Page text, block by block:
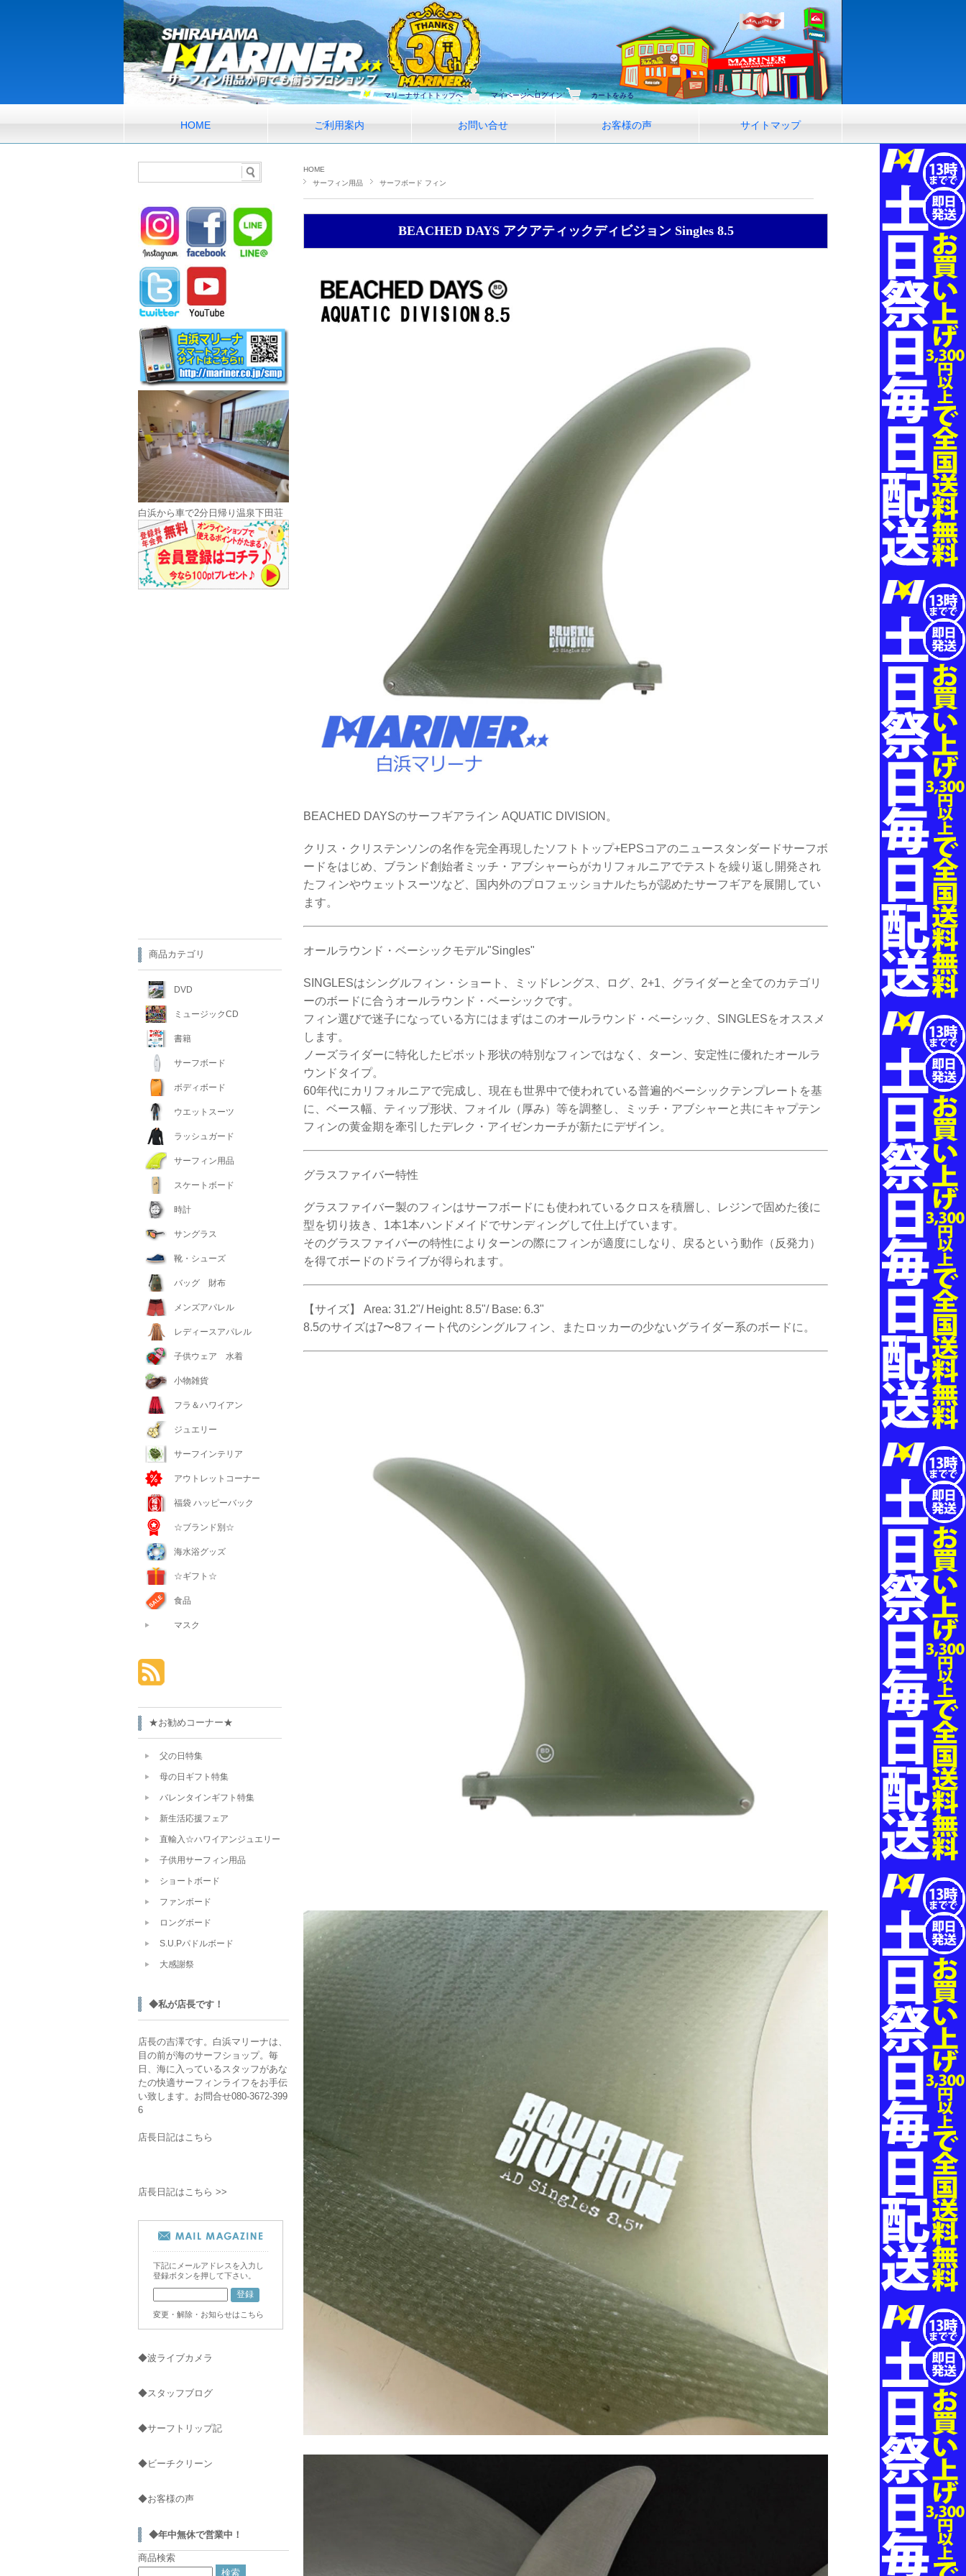
マリーナサイトトップへ マイページへログイン カートをみる
HOME ご利用案内 お問い合せ お客様の声 サイトマップ
HOME
サーフィン用品
サーフボード フィン
BEACHED DAYS アクアティックディビジョン Singles 8.5
BEACHED DAYSのサーフギアライン AQUATIC DIVISION。
クリス・クリステンソンの名作を完全再現したソフトトップ+EPSコアのニュースタンダードサーフボ
ードをはじめ、ブランド創始者ミッチ・アブシャーらがカリフォルニアでテストを繰り返し開発され
たフィンやウェットスーツなど、国内外のプロフェッショナルたちが認めたサーフギアを展開してい
ます。
オールラウンド・ベーシックモデル"Singles"
SINGLESはシングルフィン・ショート、ミッドレングス、ログ、2+1、グライダーと全てのカテゴリ
ーのボードに合うオールラウンド・ベーシックです。
フィン選びで迷子になっている方にはまずはこのオールラウンド・ベーシック、SINGLESをオススメ
します。
ノーズライダーに特化したピボット形状の特別なフィンではなく、ターン、安定性に優れたオールラ
ウンドタイプ。
60年代にカリフォルニアで完成し、現在も世界中で使われている普遍的ベーシックテンプレートを基
に、ベース幅、ティップ形状、フォイル（厚み）等を調整し、ミッチ・アブシャーと共にキャプテン
フィンの黄金期を牽引したデレク・アイゼンカーチが新たにデザイン。
グラスファイバー特性
グラスファイバー製のフィンはサーフボードにも使われているクロスを積層し、レジンで固めた後に
型を切り抜き、1本1本ハンドメイドでサンディングして仕上げています。
そのグラスファイバーの特性によりターンの際にフィンが適度にしなり、戻るという動作（反発力）
を得てボードのドライブが得られます。
【サイズ】 Area: 31.2"/ Height: 8.5"/ Base: 6.3"
8.5のサイズは7〜8フィート代のシングルフィン、またロッカーの少ないグライダー系のボードに。
白浜から車で2分日帰り温泉下田荘
商品カテゴリ
DVD
ミュージックCD
書籍
サーフボード
ボディボード
ウエットスーツ
ラッシュガード
サーフィン用品
スケートボード
時計
サングラス
靴・シューズ
バッグ 財布
メンズアパレル
レディースアパレル
子供ウェア 水着
小物雑貨
フラ＆ハワイアン
ジュエリー
サーフインテリア
アウトレットコーナー
福袋 ハッピーバック
☆ブランド別☆
海水浴グッズ
☆ギフト☆
食品
マスク
★お勧めコーナー★
父の日特集
母の日ギフト特集
バレンタインギフト特集
新生活応援フェア
直輸入☆ハワイアンジュエリー
子供用サーフィン用品
ショートボード
ファンボード
ロングボード
S.U.Pパドルボード
大感謝祭
◆私が店長です！
店長の吉澤です。白浜マリーナは、
目の前が海のサーフショップ。毎
日、海に入っているスタッフがあな
たの快適サーフィンライフをお手伝
い致します。お問合せ080-3672-399
6
店長日記はこちら
店長日記はこちら >>
下記にメールアドレスを入力し
登録ボタンを押して下さい。
変更・解除・お知らせはこちら
◆波ライブカメラ
◆スタッフブログ
◆サーフトリップ記
◆ビーチクリーン
◆お客様の声
◆年中無休で営業中！
商品検索